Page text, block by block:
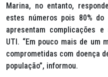
Marina, no entanto,
estes números pois 80%
apresentam complicações
UTI. “Em pouco mais de um
comprometidas com doença
população”, informou.